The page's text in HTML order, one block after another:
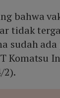
bahwa
tidak
sudah ada
Komatsu
2).